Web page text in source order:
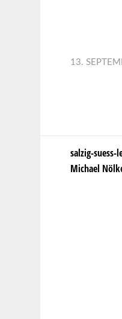
13.
salzig-suess-
Michael